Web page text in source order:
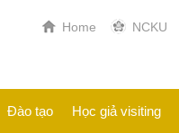
Home NCKU
Đào tạo Học giả visiting